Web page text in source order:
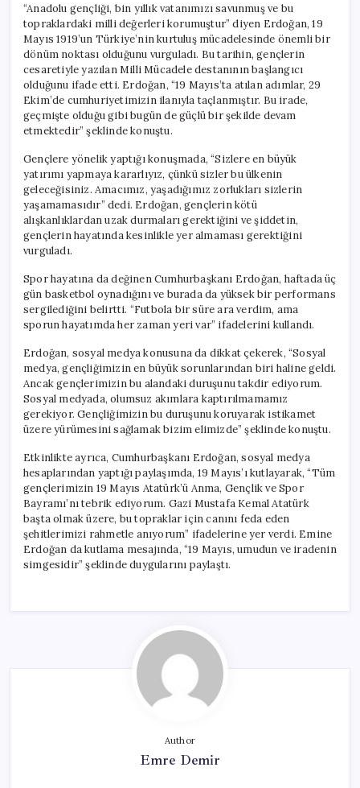
“Anadolu gençliği, bin yıllık vatanımızı savunmuş ve bu
topraklardaki milli değerleri korumuştur” diyen Erdoğan, 19
Mayıs 1919’un Türkiye’nin kurtuluş mücadelesinde önemli bir
dönüm noktası olduğunu vurguladı. Bu tarihin, gençlerin
cesaretiyle yazılan Milli Mücadele destanının başlangıcı
olduğunu ifade etti. Erdoğan, “19 Mayıs’ta atılan adımlar, 29
Ekim’de cumhuriyetimizin ilanıyla taçlanmıştır. Bu irade,
geçmişte olduğu gibi bugün de güçlü bir şekilde devam
etmektedir” şeklinde konuştu.
Gençlere yönelik yaptığı konuşmada, “Sizlere en büyük
yatırımı yapmaya kararlıyız, çünkü sizler bu ülkenin
geleceğisiniz. Amacımız, yaşadığımız zorlukları sizlerin
yaşamamasıdır” dedi. Erdoğan, gençlerin kötü
alışkanlıklardan uzak durmaları gerektiğini ve şiddetin,
gençlerin hayatında kesinlikle yer almaması gerektiğini
vurguladı.
Spor hayatına da değinen Cumhurbaşkanı Erdoğan, haftada üç
gün basketbol oynadığını ve burada da yüksek bir performans
sergilediğini belirtti. “Futbola bir süre ara verdim, ama
sporun hayatımda her zaman yeri var” ifadelerini kullandı.
Erdoğan, sosyal medya konusuna da dikkat çekerek, “Sosyal
medya, gençliğimizin en büyük sorunlarından biri haline geldi.
Ancak gençlerimizin bu alandaki duruşunu takdir ediyorum.
Sosyal medyada, olumsuz akımlara kaptırılmamamız
gerekiyor. Gençliğimizin bu duruşunu koruyarak istikamet
üzere yürümesini sağlamak bizim elimizde” şeklinde konuştu.
Etkinlikte ayrıca, Cumhurbaşkanı Erdoğan, sosyal medya
hesaplarından yaptığı paylaşımda, 19 Mayıs’ı kutlayarak, “Tüm
gençlerimizin 19 Mayıs Atatürk’ü Anma, Gençlik ve Spor
Bayramı’nı tebrik ediyorum. Gazi Mustafa Kemal Atatürk
başta olmak üzere, bu topraklar için canını feda eden
şehitlerimizi rahmetle anıyorum” ifadelerine yer verdi. Emine
Erdoğan da kutlama mesajında, “19 Mayıs, umudun ve iradenin
simgesidir” şeklinde duygularını paylaştı.
Author
Emre Demir